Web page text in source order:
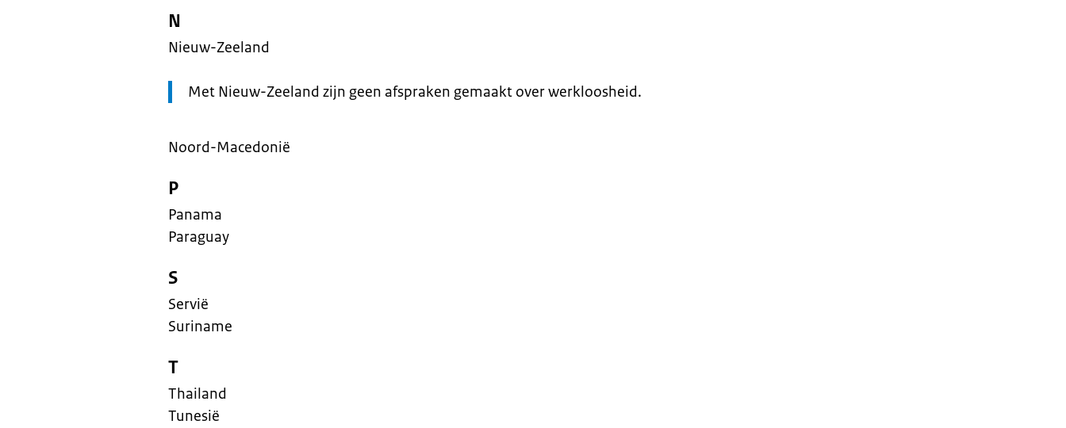
N
Nieuw-Zeeland
Let
Met Nieuw-Zeeland zijn geen afspraken gemaakt over werkloosheid.
Noord-Macedonië
P
Panama
Paraguay
S
Servië
Suriname
T
Thailand
Tunesië